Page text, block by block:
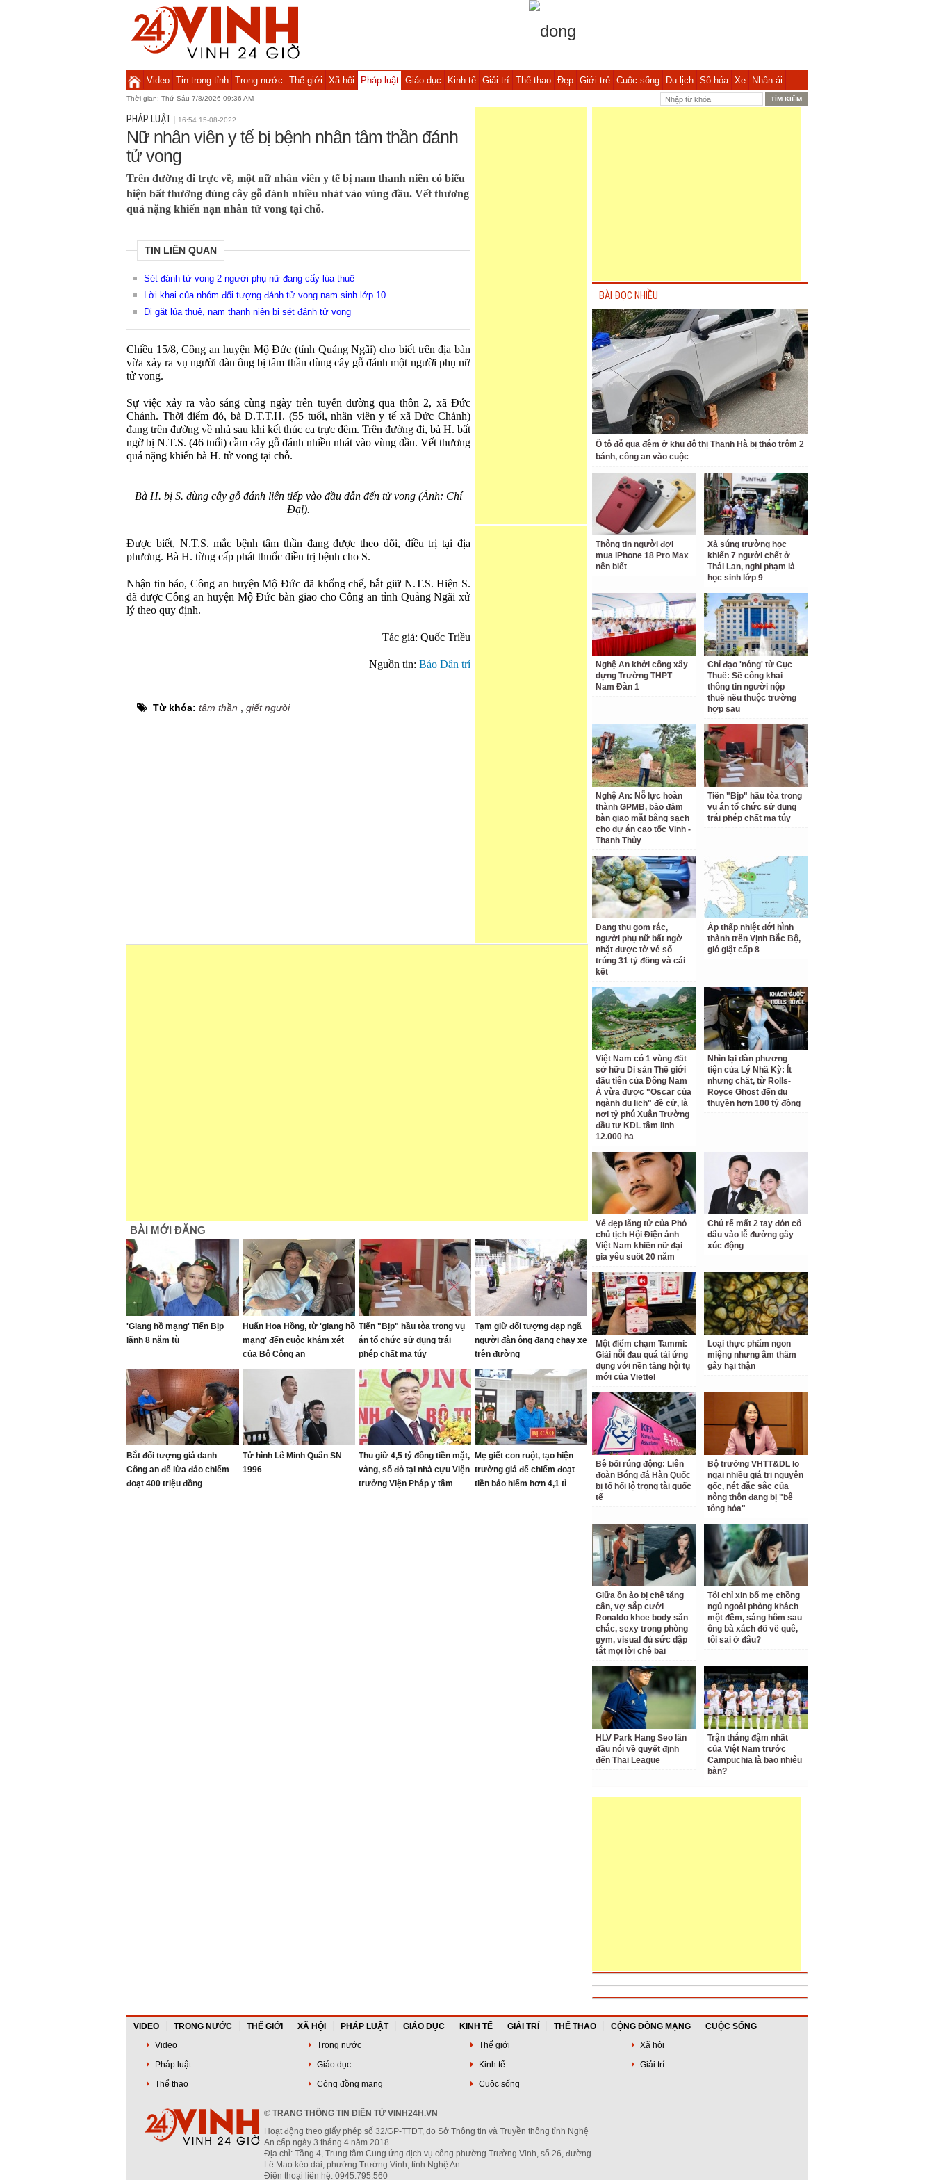
Video Tin trong tỉnh Trong nước Thế giới Xã hội Pháp luật Giáo dục Kinh tế Giải trí Thể thao Đẹp Giới trẻ Cuộc sống Du lịch Số hóa Xe Nhân ái
Thời gian: Thứ Sáu 7/8/2026 09:36 AM
PHÁP LUẬT 16:54 15-08-2022
Nữ nhân viên y tế bị bệnh nhân tâm thần đánh
tử vong
Trên đường đi trực về, một nữ nhân viên y tế bị nam thanh niên có biểu
hiện bất thường dùng cây gỗ đánh nhiều nhát vào vùng đầu. Vết thương
quá nặng khiến nạn nhân tử vong tại chỗ.
TIN LIÊN QUAN
Sét đánh tử vong 2 người phụ nữ đang cấy lúa thuê
Lời khai của nhóm đối tượng đánh tử vong nam sinh lớp 10
Đi gặt lúa thuê, nam thanh niên bị sét đánh tử vong
Chiều 15/8, Công an huyện Mộ Đức (tỉnh Quảng Ngãi) cho biết trên địa bàn
vừa xảy ra vụ người đàn ông bị tâm thần dùng cây gỗ đánh một người phụ nữ
tử vong.
Sự việc xảy ra vào sáng cùng ngày trên tuyến đường qua thôn 2, xã Đức
Chánh. Thời điểm đó, bà Đ.T.T.H. (55 tuổi, nhân viên y tế xã Đức Chánh)
đang trên đường về nhà sau khi kết thúc ca trực đêm. Trên đường đi, bà H. bất
ngờ bị N.T.S. (46 tuổi) cầm cây gỗ đánh nhiều nhát vào vùng đầu. Vết thương
quá nặng khiến bà H. tử vong tại chỗ.
Bà H. bị S. dùng cây gỗ đánh liên tiếp vào đầu dẫn đến tử vong (Ảnh: Chí
Đại).
Được biết, N.T.S. mắc bệnh tâm thần đang được theo dõi, điều trị tại địa
phương. Bà H. từng cấp phát thuốc điều trị bệnh cho S.
Nhận tin báo, Công an huyện Mộ Đức đã khống chế, bắt giữ N.T.S. Hiện S.
đã được Công an huyện Mộ Đức bàn giao cho Công an tỉnh Quảng Ngãi xử
lý theo quy định.
Tác giả: Quốc Triều
Nguồn tin: Báo Dân trí
Từ khóa: tâm thần giết người
BÀI MỚI ĐĂNG
'Giang hồ mạng' Tiến Bịp
lãnh 8 năm tù
Huấn Hoa Hồng, từ 'giang hồ
mạng' đến cuộc khám xét
của Bộ Công an
Tiến "Bịp" hầu tòa trong vụ
án tổ chức sử dụng trái
phép chất ma túy
Tạm giữ đối tượng đạp ngã
người đàn ông đang chạy xe
trên đường
Bắt đối tượng giả danh
Công an để lừa đảo chiếm
đoạt 400 triệu đồng
Tử hình Lê Minh Quân SN
1996
Thu giữ 4,5 tỷ đồng tiền mặt,
vàng, sổ đỏ tại nhà cựu Viện
trưởng Viện Pháp y tâm
Mẹ giết con ruột, tạo hiện
trường giả để chiếm đoạt
tiền bảo hiểm hơn 4,1 tỉ
BÀI ĐỌC NHIỀU
Ô tô đỗ qua đêm ở khu đô thị Thanh Hà bị tháo trộm 2
bánh, công an vào cuộc
Thông tin người đợi
mua iPhone 18 Pro Max
nên biết
Xả súng trường học
khiến 7 người chết ở
Thái Lan, nghi phạm là
học sinh lớp 9
Nghệ An khởi công xây
dựng Trường THPT
Nam Đàn 1
Chỉ đạo 'nóng' từ Cục
Thuế: Sẽ công khai
thông tin người nộp
thuế nếu thuộc trường
hợp sau
Nghệ An: Nỗ lực hoàn
thành GPMB, bảo đảm
bàn giao mặt bằng sạch
cho dự án cao tốc Vinh -
Thanh Thủy
Tiến "Bịp" hầu tòa trong
vụ án tổ chức sử dụng
trái phép chất ma túy
Đang thu gom rác,
người phụ nữ bất ngờ
nhặt được tờ vé số
trúng 31 tỷ đồng và cái
kết
Áp thấp nhiệt đới hình
thành trên Vịnh Bắc Bộ,
gió giật cấp 8
Việt Nam có 1 vùng đất
sở hữu Di sản Thế giới
đầu tiên của Đông Nam
Á vừa được "Oscar của
ngành du lịch" đề cử, là
nơi tỷ phú Xuân Trường
đầu tư KDL tâm linh
12.000 ha
Nhìn lại dàn phương
tiện của Lý Nhã Kỳ: Ít
nhưng chất, từ Rolls-
Royce Ghost đến du
thuyền hơn 100 tỷ đồng
Vẻ đẹp lãng tử của Phó
chủ tịch Hội Điện ảnh
Việt Nam khiến nữ đại
gia yêu suốt 20 năm
Chú rể mất 2 tay đón cô
dâu vào lễ đường gây
xúc động
Một điểm chạm Tammi:
Giải nỗi đau quá tải ứng
dụng với nền tảng hội tụ
mới của Viettel
Loại thực phẩm ngon
miệng nhưng âm thầm
gây hại thận
Bê bối rúng động: Liên
đoàn Bóng đá Hàn Quốc
bị tố hối lộ trọng tài quốc
tế
Bộ trưởng VHTT&DL lo
ngại nhiều giá trị nguyên
gốc, nét đặc sắc của
nông thôn đang bị "bê
tông hóa"
Giữa ồn ào bị chê tăng
cân, vợ sắp cưới
Ronaldo khoe body săn
chắc, sexy trong phòng
gym, visual đủ sức dập
tắt mọi lời chê bai
Tôi chỉ xin bố mẹ chồng
ngủ ngoài phòng khách
một đêm, sáng hôm sau
ông bà xách đồ về quê,
tôi sai ở đâu?
HLV Park Hang Seo lần
đầu nói về quyết định
đến Thai League
Trận thắng đậm nhất
của Việt Nam trước
Campuchia là bao nhiêu
bàn?
VIDEO TRONG NƯỚC THẾ GIỚI XÃ HỘI PHÁP LUẬT GIÁO DỤC KINH TẾ GIẢI TRÍ THỂ THAO CỘNG ĐỒNG MẠNG
CUỘC SỐNG
Video
Trong nước Thế giới
Xã hội
Pháp luật
Giáo dục Kinh tế
Giải trí
Thể thao
Cộng đồng mạng Cuộc sống
® TRANG THÔNG TIN ĐIỆN TỬ VINH24H.VN
Hoạt động theo giấy phép số 32/GP-TTĐT, do Sở Thông tin và Truyền thông tỉnh Nghệ
An cấp ngày 3 tháng 4 năm 2018
Địa chỉ: Tầng 4, Trung tâm Cung ứng dịch vụ công phường Trường Vinh, số 26, đường
Lê Mao kéo dài, phường Trường Vinh, tỉnh Nghệ An
Điện thoại liên hệ: 0945.795.560